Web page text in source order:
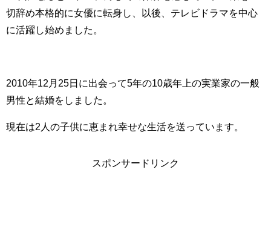
切辞め本格的に女優に転身し、以後、テレビドラマを中心
に活躍し始めました。
2010年12月25日に出会って5年の10歳年上の実業家の一般
男性と結婚をしました。
現在は2人の子供に恵まれ幸せな生活を送っています。
スポンサードリンク